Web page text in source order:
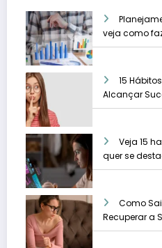
veja como
15
Alcançar
Veja 15
quer se
Como
Recuperar a